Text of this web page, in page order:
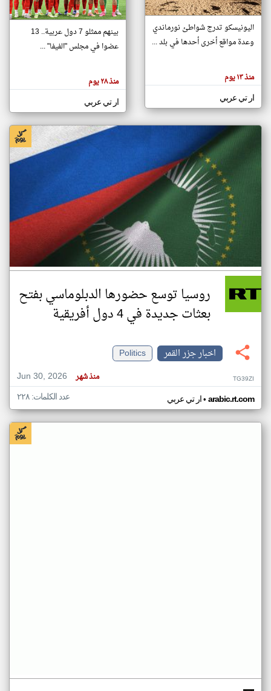
تغيير الدولة
اخبار جزر القمر على مدار الساعة
أهم اخبار جزر القمر العاجلة والمباشرة
هنا عن
وجهة
كاتبيها.
اليونيسكو تدرج شواطئ نورماندي
وعدة مواقع أخرى أحدها في بلد ...
منذ ١٣ يوم
ار تي عربي
بينهم ممثلو 7 دول عربية.. 13
عضوا في مجلس "الفيفا" ...
منذ ٢٨ يوم
ار تي عربي
روسيا توسع حضورها الدبلوماسي بفتح
بعثات جديدة في 4 دول أفريقية
اخبار جزر القمر
Politics
Jun 30, 2026
منذ شهر TG39ZI
ار تي عربي• arabic.rt.com عدد الكلمات: ٢٢٨
klyoum.com